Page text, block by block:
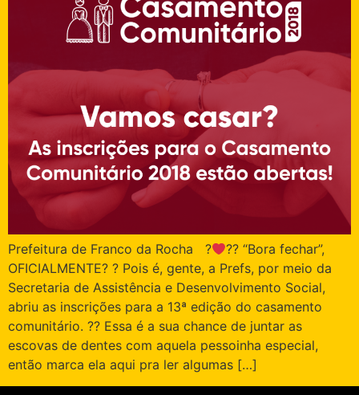
Prefeitura de Franco da Rocha ?‍
‍?‍? “Bora fechar”,
OFICIALMENTE? ? Pois é, gente, a Prefs, por meio da
Secretaria de Assistência e Desenvolvimento Social,
abriu as inscrições para a 13ª edição do casamento
comunitário. ?? Essa é a sua chance de juntar as
escovas de dentes com aquela pessoinha especial,
então marca ela aqui pra ler algumas […]